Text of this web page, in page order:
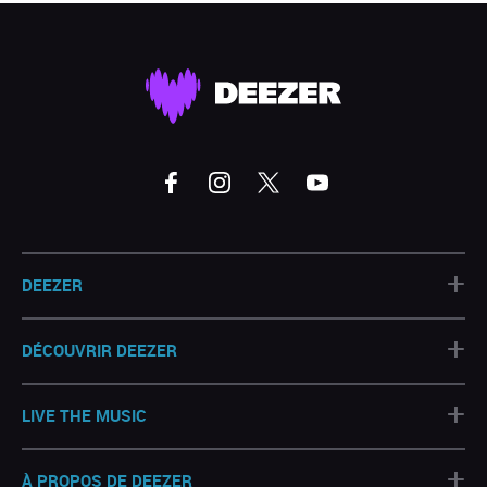
DEEZER +
DÉCOUVRIR DEEZER +
LIVE THE MUSIC +
À PROPOS DE DEEZER +